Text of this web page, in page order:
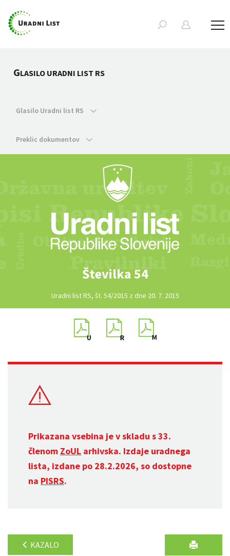
GLASILO URADNI LIST RS
Glasilo Uradni list RS
Preklic dokumentov
Številka 54
Uradni list RS, št. 54/2015 z dne 20. 7. 2015
Prikazana vsebina je v skladu s 33.
členom ZoUL arhivska. Izdaje uradnega
lista, izdane po 28.2.2026, so dostopne
na PISRS.
KAZALO